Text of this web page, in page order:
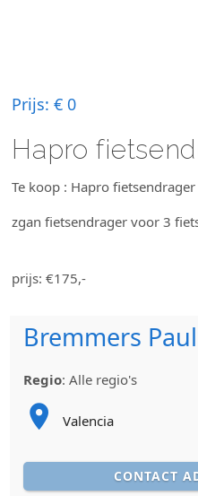
Prijs:€ 0
Hapro
Te koop : Hapro
zgan fietsendrager voor 3
prijs: €175,-
Bremmers Paul
Regio:Alle regio's
Valencia
CONTACT